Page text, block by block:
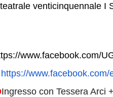
venticinquennale I
www.facebook.com/
https://www.facebook.com/
Ingresso con Tessera Arci